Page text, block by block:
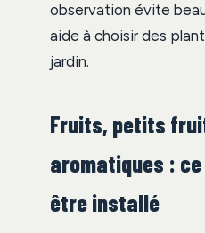
observation évite
aide à choisir des
jardin.
Fruits, petits
aromatiques :
être installé